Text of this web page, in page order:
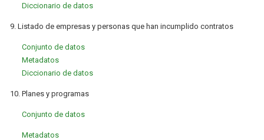
Diccionario de datos
9. Listado de empresas y personas que han incumplido contratos
Conjunto de datos
Metadatos
Diccionario de datos
10. Planes y programas
Conjunto de datos
Metadatos